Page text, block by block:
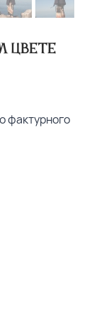
цвете
фактурного